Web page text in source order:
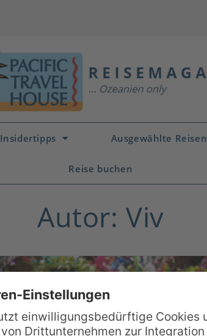
Insidertipps Ausgewählte Reisen
Reise buchen
Autor:Viv